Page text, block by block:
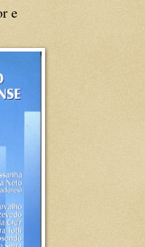
e